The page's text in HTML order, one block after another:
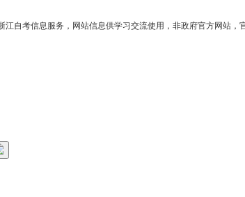
江自考信息服务，网站信息供学习交流使用，非政府官方网站，